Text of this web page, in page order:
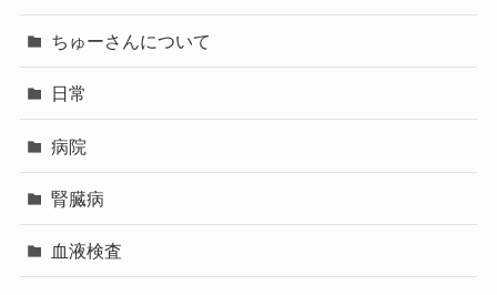
ちゅーさんについて
日常
病院
腎臓病
血液検査